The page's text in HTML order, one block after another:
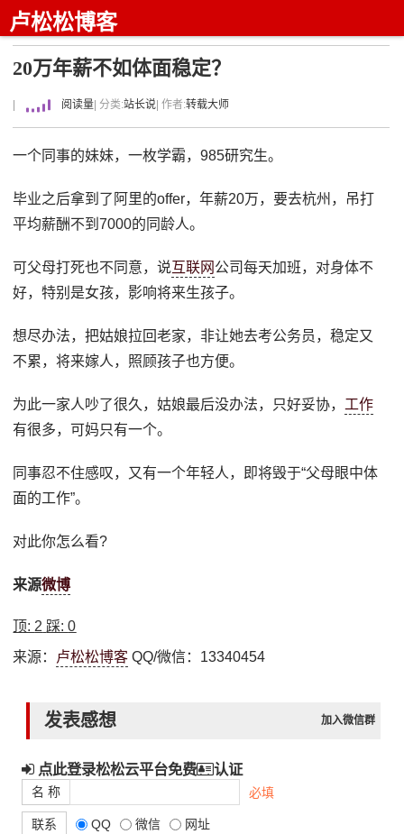
卢松松博客
20万年薪不如体面稳定？
阅读量 | 分类:站长说 | 作者:转载大师
一个同事的妹妹，一枚学霸，985研究生。
毕业之后拿到了阿里的offer，年薪20万，要去杭州，吊打
平均薪酬不到7000的同龄人。
可父母打死也不同意，说互联网 公司每天加班，对身体不
好，特别是女孩，影响将来生孩子。
想尽办法，把姑娘拉回老家，非让她去考公务员，稳定又
不累，将来嫁人，照顾孩子也方便。
为此一家人吵了很久，姑娘最后没办法，只好妥协， 工作
有很多，可妈只有一个。
同事忍不住感叹，又有一个年轻人，即将毁于“父母眼中体
面的工作”。
对此你怎么看?
来源微博
顶: 2 踩:0
来源： 卢松松博客 QQ/微信：13340454
发表感想 加入微信群
点此登录松松云平台免费 认证
名 称 必填
联系 QQ 微信 网址